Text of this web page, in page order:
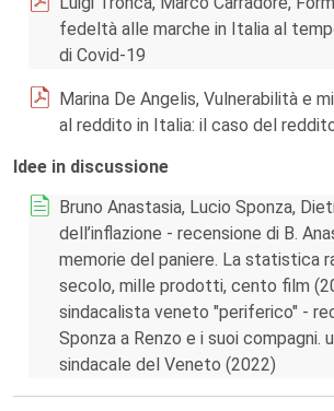
fedeltà alle marche in Italia al
di Covid-19
Marina De Angelis, Vulnerabilità e
al reddito in Italia: il caso del
Idee in discussione
Bruno Anastasia, Lucio Sponza,
dell’inflazione - recensione di B.
memorie del paniere. La statistica
secolo, mille prodotti, cento film
sindacalista veneto "periferico" -
Sponza a Renzo e i suoi compagni.
sindacale del Veneto (2022)